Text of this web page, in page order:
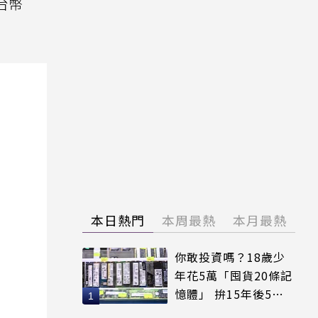
本日熱門 本周最熱 本月最熱
你敢投資嗎？18歲少
年花5萬「囤貨20條記
憶體」 拚15年後5倍